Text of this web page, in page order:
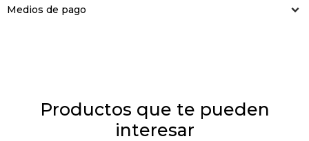
Medios de pago
Productos que te pueden
interesar